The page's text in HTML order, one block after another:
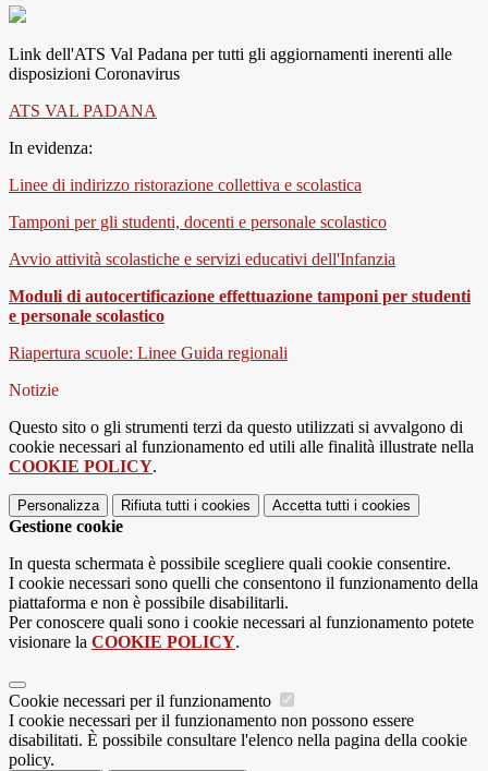
Link dell'ATS Val Padana per tutti gli aggiornamenti inerenti alle
disposizioni Coronavirus
ATS VAL PADANA
In evidenza:
Linee di indirizzo ristorazione collettiva e scolastica
Tamponi per gli studenti, docenti e personale scolastico
Avvio attività scolastiche e servizi educativi dell'Infanzia
Moduli di autocertificazione effettuazione tamponi per studenti
e personale scolastico
Riapertura scuole: Linee Guida regionali
Notizie
Questo sito o gli strumenti terzi da questo utilizzati si avvalgono di
cookie necessari al funzionamento ed utili alle finalità illustrate nella
COOKIE POLICY.
Personalizza Rifiuta tutti i cookies Accetta tutti i cookies
Gestione cookie
In questa schermata è possibile scegliere quali cookie consentire.
I cookie necessari sono quelli che consentono il funzionamento della
piattaforma e non è possibile disabilitarli.
Per conoscere quali sono i cookie necessari al funzionamento potete
visionare la COOKIE POLICY.
Cookie necessari per il funzionamento
I cookie necessari per il funzionamento non possono essere
disabilitati. È possibile consultare l'elenco nella pagina della cookie
policy.